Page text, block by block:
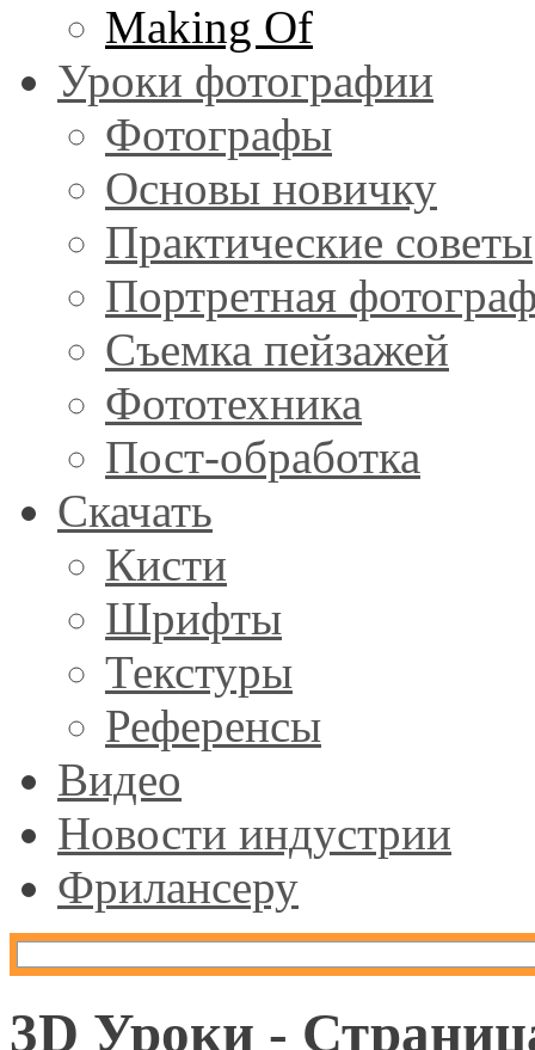
Making Of
Уроки фотографии
Фотографы
Основы новичку
Практические советы
Портретная
Съемка пейзажей
Фототехника
Пост-обработка
Скачать
Кисти
Шрифты
Текстуры
Референсы
Видео
Новости индустрии
Фрилансеру
3D Уроки -